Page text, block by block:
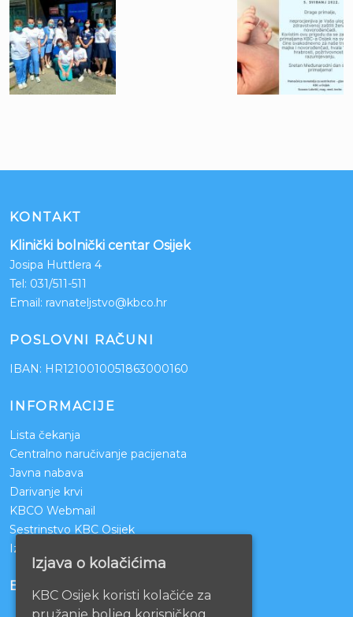
KONTAKT
Klinički bolnički centar Osijek
Josipa Huttlera 4
Tel: 031/511-511
Email: ravnateljstvo@kbco.hr
POSLOVNI RAČUNI
IBAN: HR1210010051863000160
INFORMACIJE
Lista čekanja
Centralno naručivanje pacijenata
Javna nabava
Darivanje krvi
KBCO Webmail
Sestrinstvo KBC Osijek
Izjava o pristupačnosti mrežnih stranica
BOLNICE PARTNERI
Izjava o kolačićima
KBC Osijek koristi kolačiće za